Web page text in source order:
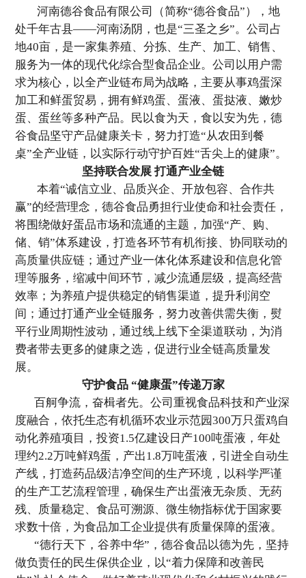
河南德谷食品有限公司（简称“德谷食品”），地
处千年古县——河南汤阴，也是“三圣之乡”。公司占
地40亩，是一家集养殖、分拣、生产、加工、销售、
服务为一体的现代化综合型食品企业。公司以用户需
求为核心，以全产业链布局为战略，主要从事鸡蛋深
加工和鲜蛋贸易，拥有鲜鸡蛋、蛋液、蛋挞液、嫩炒
蛋、蛋丝等多种产品。民以食为天，食以安为先，德
谷食品坚守产品健康关卡，努力打造“从农田到餐
桌”全产业链，以实际行动守护百姓“舌尖上的健康”。
坚持联合发展 打通产业全链
本着“诚信立业、品质兴企、开放包容、合作共
赢”的经营理念，德谷食品勇担行业使命和社会责任，
将围绕做好蛋品市场和流通的主题，加强“产、购、
储、销”体系建设，打造各环节有机衔接、协同联动的
高质量供应链；通过产业一体化体系建设和信息化管
理等服务，缩减中间环节，减少流通层级，提高经营
效率；为养殖户提供稳定的销售渠道，提升利润空
间；通过打通产业全链服务，努力改善供需失衡，熨
平行业周期性波动，通过线上线下全渠道联动，为消
费者带去更多的健康之选，促进行业全链高质量发
展。
守护食品 “健康蛋”传递万家
百舸争流，奋楫者先。公司重视食品科技和产业深
度融合，依托生态有机循环农业示范园300万只蛋鸡自
动化养殖项目，投资1.5亿建设日产100吨蛋液，年处
理约2.2万吨鲜鸡蛋，产出1.8万吨蛋液，引进全自动生
产线，打造药品级洁净空间的生产环境，以科学严谨
的生产工艺流程管理，确保生产出蛋液无杂质、无药
残、质量稳定、食品可溯源、微生物指标优于国家要
求数十倍，为食品加工企业提供有质量保障的蛋液。
“德行天下，谷养中华”，德谷食品以德为先，坚持
做负责任的民生保供企业，以“着力保障和改善民